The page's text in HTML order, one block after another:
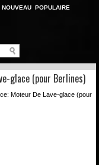
NOUVEAU POPULAIRE
glace (pour Berlines)
Moteur De Lave-glace (pour